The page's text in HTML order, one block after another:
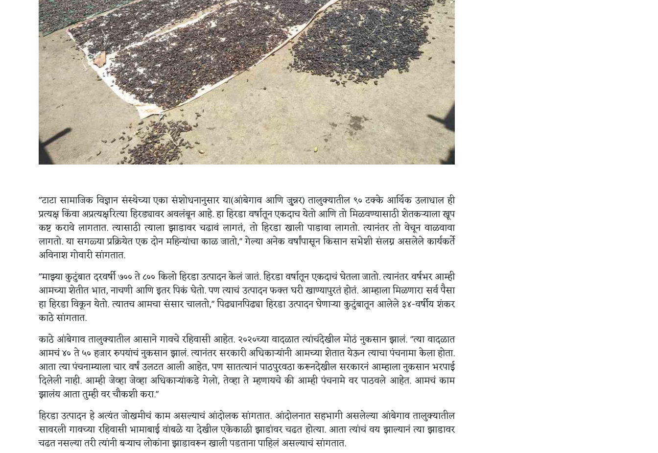
"टाटा सामाजिक विज्ञान संस्थेच्या एका संशोधनानुसार या(आंबेगाव आणि जु्न्नर) तालुक्यातील ९० टक्के आर्थिक उलाधाल ही
प्रत्यक्ष किंवा अप्रत्यक्षरित्या हिरड्यावर अवलंबून आहे. हा हिरडा वर्षातून एकदाच येतो आणि तो मिळवण्यासाठी शेतकऱ्याला खूप
कष्ट करावे लागतात. त्यासाठी त्याला झाडावर चढावं लागतं, तो हिरडा खाली पाडावा लागतो. त्यानंतर तो वेचून वाळवावा
लागतो. या सगळ्या प्रक्रियेत एक दोन महिन्यांचा काळ जातो," गेल्या अनेक वर्षांपासून किसान सभेशी संलग्न असलेले कार्यकर्ते
अविनाश गोवारी सांगतात.
"माझ्या कुटुंबात दरवर्षी ७०० ते ८०० किलो हिरडा उत्पादन केलं जातं. हिरडा वर्षातून एकदाचं घेतला जातो. त्यानंतर वर्षभर आम्ही
आमच्या शेतीत भात, नाचणी आणि इतर पिकं घेतो. पण त्याचं उत्पादन फक्त घरी खाण्यापुरतं होतं. आम्हाला मिळणारा सर्व पैसा
हा हिरडा विकून येतो. त्यातच आमचा संसार चालतो," पिढ्यानपिढ्या हिरडा उत्पादन घेणाऱ्या कुटुंबातून आलेले ३४-वर्षीय शंकर
काठे सांगतात.
काठे आंबेगाव तालुक्यातील आसाने गावचे रहिवासी आहेत. २०२०च्या वादळात त्यांचंदेखील मोठं नुकसान झालं. "त्या वादळात
आमचं ४० ते ५० हजार रुपयांचं नुकसान झालं. त्यानंतर सरकारी अधिकाऱ्यांनी आमच्या शेतात येऊन त्याचा पंचनामा केला होता.
आता त्या पंचनाम्याला चार वर्षं उलटत आली आहेत, पण सातत्यानं पाठपुरवठा करूनदेखील सरकारनं आम्हाला नुकसान भरपाई
दिलेली नाही. आम्ही जेव्हा जेव्हा अधिकाऱ्यांकडे गेलो, तेव्हा ते म्हणायचे की आम्ही पंचनामे वर पाठवले आहेत. आमचं काम
झालंय आता तुम्ही वर चौकशी करा."
हिरडा उत्पादन हे अत्यंत जोखमीचं काम असल्याचं आंदोलक सांगतात. आंदोलनात सहभागी असलेल्या आंबेगाव तालुक्यातील
सावरली गावच्या रहिवासी भामाबाई वांबळे या देखील एकेकाळी झाडांवर चढत होत्या. आता त्यांचं वय झाल्यानं त्या झाडावर
चढत नसल्या तरी त्यांनी बऱ्याच लोकांना झाडावरून खाली पडताना पाहिलं असल्याचं सांगतात.